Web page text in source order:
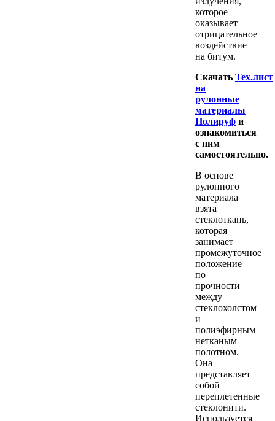
которое
оказывает
отрицательное
воздействие
на битум.
Скачать Тех.лист
на
рулонные
материалы
Полируф и
ознакомиться
с ним
самостоятельно.
В основе
рулонного
материала
взята
стеклоткань,
которая
занимает
промежуточное
положение
по
прочности
между
стеклохолстом
и
полиэфирным
нетканым
полотном.
Она
представляет
собой
переплетенные
стеклонити.
Используется